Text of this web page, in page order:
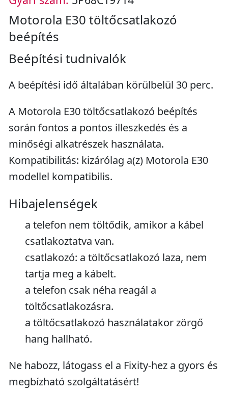
Motorola E30 töltőcsatlakozó
beépítés
Beépítési tudnivalók
A beépítési idő általában körülbelül 30 perc.
A Motorola E30 töltőcsatlakozó beépítés
során fontos a pontos illeszkedés és a
minőségi alkatrészek használata.
Kompatibilitás: kizárólag a(z) Motorola E30
modellel kompatibilis.
Hibajelenségek
a telefon nem töltődik, amikor a kábel
csatlakoztatva van.
csatlakozó: a töltőcsatlakozó laza, nem
tartja meg a kábelt.
a telefon csak néha reagál a
töltőcsatlakozásra.
a töltőcsatlakozó használatakor zörgő
hang hallható.
Ne habozz, látogass el a Fixity-hez a gyors és
megbízható szolgáltatásért!